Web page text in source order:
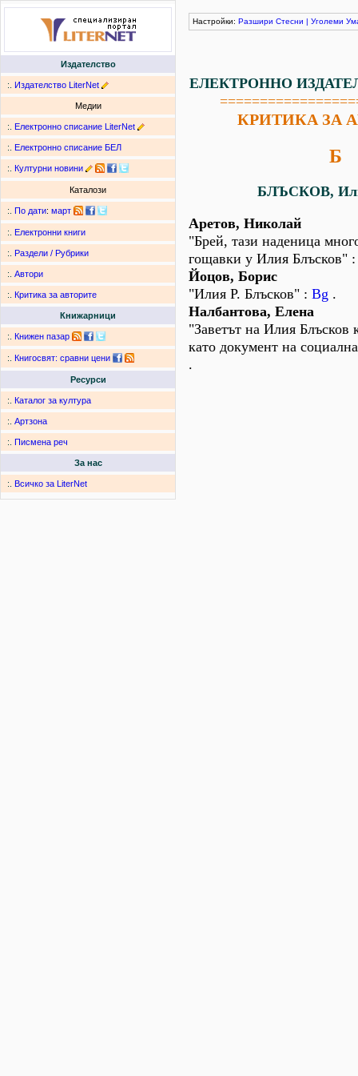
Издателство
:. Издателство LiterNet
Медии
:. Електронно списание LiterNet
:. Електронно списание БЕЛ
:. Културни новини
Каталози
:. По дати: март
:. Електронни книги
:. Раздели / Рубрики
:. Автори
:. Критика за авторите
Книжарници
:. Книжен пазар
:. Книгосвят: сравни цени
Ресурси
:. Каталог за култура
:. Артзона
:. Писмена реч
За нас
:. Всичко за LiterNet
Настройки: Разшири Стесни | Уголеми
ЕЛЕКТРОННО
КРИТИКА ЗА
Б
БЛЪСКОВ,
Аретов, Николай
"Брей, тази наденица
гощавки у Илия Блъсков"
Йоцов, Борис
"Илия Р. Блъсков" : Bg .
Налбантова, Елена
"Заветът на Илия Блъсков
като документ на
.